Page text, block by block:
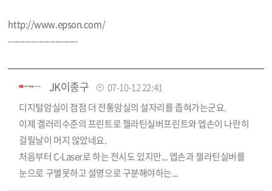
http://www.epson.com/
-------------------------
JK이종구
07-10-12 22:41
디지털암실이 점점 더 전통암실의 설자리를 좁혀가는군요.
이제 겔러리수준의 프린트로 젤라틴실버프린트와 엡손이 나란히
걸릴날이 머지 않았네요.
처음부터 C-Laser로 하는 전시도 있지만... 엡손과 젤라틴실버를
눈으로 구별못하고 설명으로 구분해야하는...